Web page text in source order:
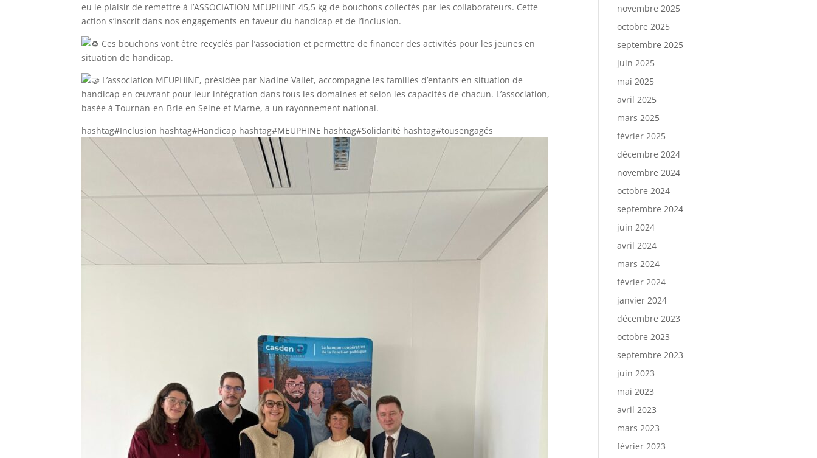
eu le plaisir de remettre à l’ASSOCIATION MEUPHINE 45,5 kg de bouchons collectés par les collaborateurs. Cette
action s’inscrit dans nos engagements en faveur du handicap et de l’inclusion.
Ces bouchons vont être recyclés par l’association et permettre de financer des activités pour les jeunes en
situation de handicap.
L’association MEUPHINE, présidée par Nadine Vallet, accompagne les familles d’enfants en situation de
handicap en œuvrant pour leur intégration dans tous les domaines et selon les capacités de chacun. L’association,
basée à Tournan-en-Brie en Seine et Marne, a un rayonnement national.
hashtag#Inclusion hashtag#Handicap hashtag#MEUPHINE hashtag#Solidarité hashtag#tousengagés
novembre 2025
octobre 2025
septembre 2025
juin 2025
mai 2025
avril 2025
mars 2025
février 2025
décembre 2024
novembre 2024
octobre 2024
septembre 2024
juin 2024
avril 2024
mars 2024
février 2024
janvier 2024
décembre 2023
octobre 2023
septembre 2023
juin 2023
mai 2023
avril 2023
mars 2023
février 2023